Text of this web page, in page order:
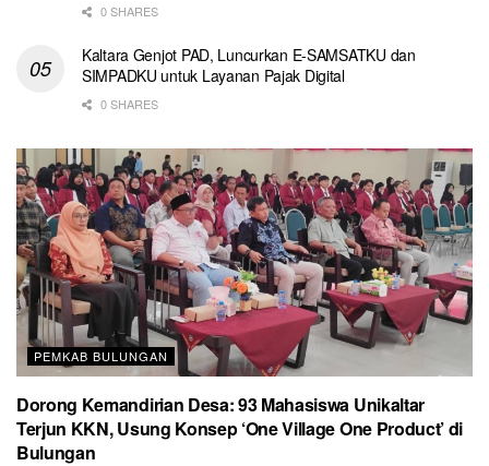
0 SHARES
Kaltara Genjot PAD, Luncurkan E-SAMSATKU dan
SIMPADKU untuk Layanan Pajak Digital
0 SHARES
PEMKAB BULUNGAN
Dorong Kemandirian Desa: 93 Mahasiswa Unikaltar
Terjun KKN, Usung Konsep ‘One Village One Product’ di
Bulungan